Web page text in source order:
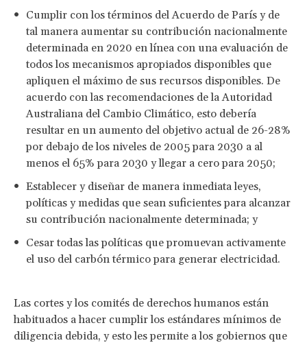
Cumplir con los términos del Acuerdo de París y de
tal manera aumentar su contribución nacionalmente
determinada en 2020 en línea con una evaluación de
todos los mecanismos apropiados disponibles que
apliquen el máximo de sus recursos disponibles. De
acuerdo con las recomendaciones de la Autoridad
Australiana del Cambio Climático, esto debería
resultar en un aumento del objetivo actual de 26-28%
por debajo de los niveles de 2005 para 2030 a al
menos el 65% para 2030 y llegar a cero para 2050;
Establecer y diseñar de manera inmediata leyes,
políticas y medidas que sean suficientes para alcanzar
su contribución nacionalmente determinada; y
Cesar todas las políticas que promuevan activamente
el uso del carbón térmico para generar electricidad.
Las cortes y los comités de derechos humanos están
habituados a hacer cumplir los estándares mínimos de
diligencia debida, y esto les permite a los gobiernos que